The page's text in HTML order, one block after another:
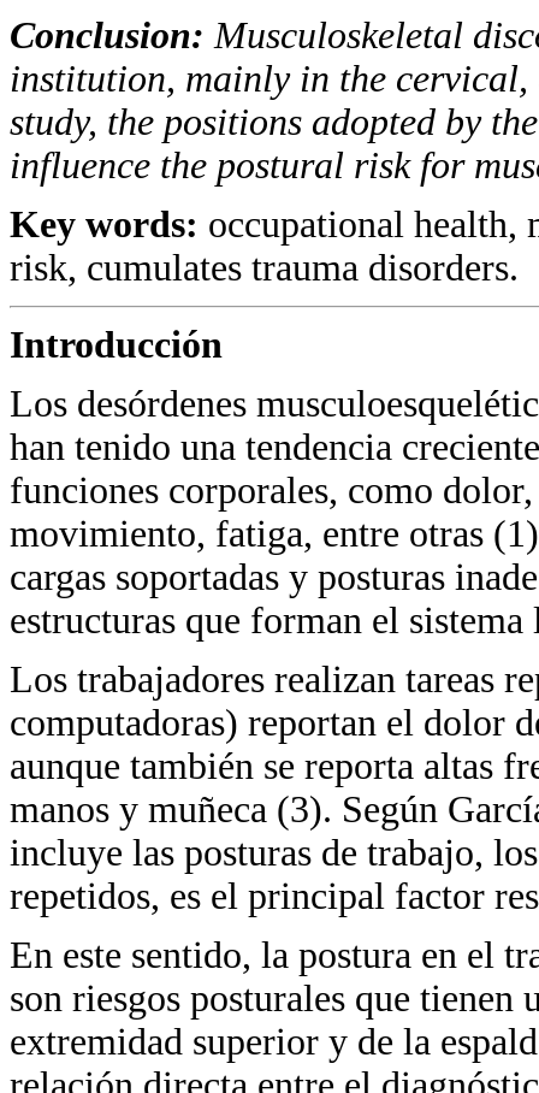
Conclusion:Musculoskeletal
institution, mainly in the cervical,
study, the positions adopted by
influence the postural risk for
Key words: occupational health,
risk, cumulates trauma disorders.
Introducción
Los desórdenes
han tenido una tendencia
funciones corporales, como
movimiento, fatiga, entre otras
cargas soportadas y posturas
estructuras que forman el
Los trabajadores realizan tareas
computadoras) reportan el dolor
aunque también se reporta altas
manos y muñeca (3). Según
incluye las posturas de trabajo,
repetidos, es el principal factor
En este sentido, la postura en el
son riesgos posturales que
extremidad superior y de la